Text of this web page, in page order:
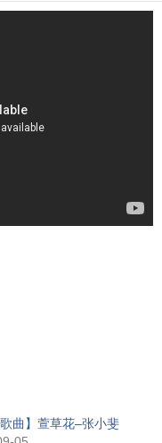
歌曲】萱草花–张小斐